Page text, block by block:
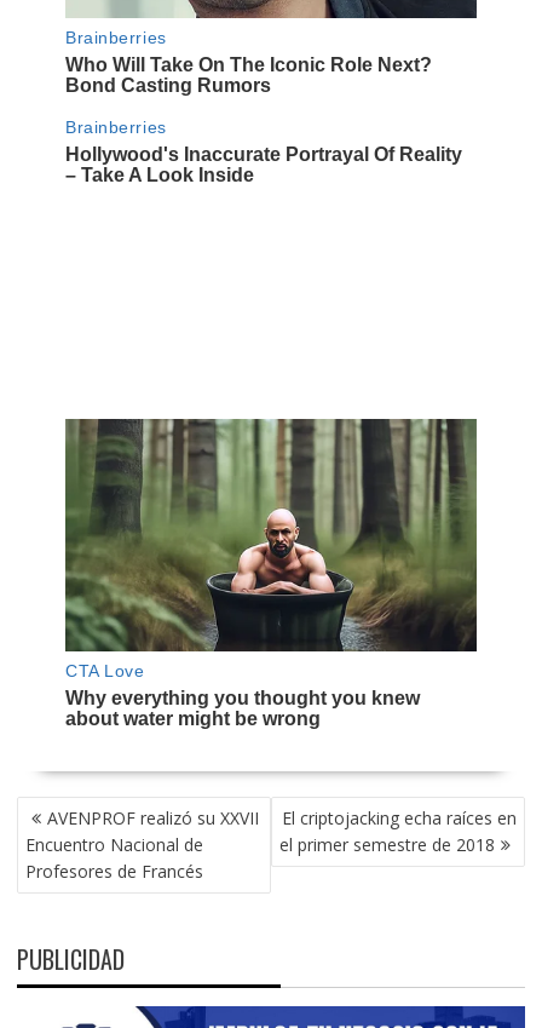
NAVEGACIÓN
DE
ENTRADAS
AVENPROF realizó su XXVII
Encuentro Nacional de
Profesores de Francés
El criptojacking echa raíces en
el primer semestre de 2018
PUBLICIDAD